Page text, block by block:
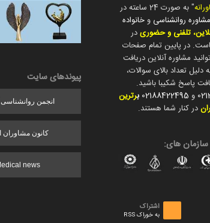
" به صورت 24 ساعته در
مشاوره روانشناسی و خانواده
تلفنی و حضوریدر
در پایین تمام صفحات
مشاوره آنلاین دریافت
دلیل تعداد بالای سوالات،
پاسخ شکیبا باشید.
و 02188422495 برترین
در کنار شما هستند.
سازمان های:
اشتراک
به خوراک RSS
پیوندهای سایت
انجمن روانشناسی
کانون مشاوران
news